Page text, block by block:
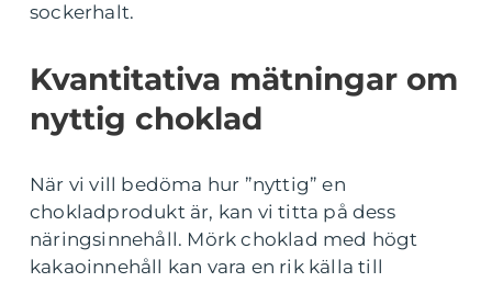
sockerhalt.
Kvantitativa mätningar om
nyttig choklad
När vi vill bedöma hur ”nyttig” en
chokladprodukt är, kan vi titta på dess
näringsinnehåll. Mörk choklad med högt
kakaoinnehåll kan vara en rik källa till